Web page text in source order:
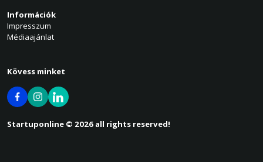
Információk
Impresszum
Médiaajánlat
Kövess minket
Startuponline © 2026 all rights reserved!